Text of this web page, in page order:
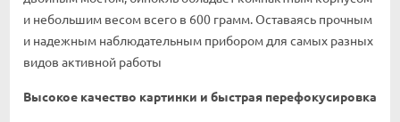
и небольшим весом всего в 600 грамм. Оставаясь прочным
и надежным наблюдательным прибором для самых разных
видов активной работы
Высокое качество картинки и быстрая перефокусировка